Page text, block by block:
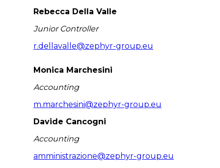
Rebecca Della Valle
Junior Controller
r.dellavalle@zephyr-group.eu
Monica Marchesini
Accounting
m.marchesini@zephyr-group.eu
Davide Cancogni
Accounting
amministrazione@zephyr-group.eu